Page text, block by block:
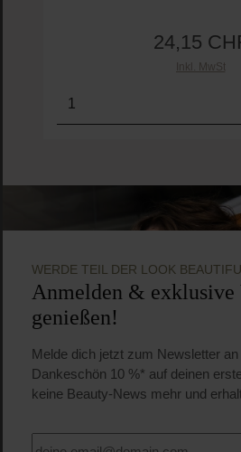
24,15
Inkl. MwSt
Produkt Anzahl: Gib
WERDE TEIL DER LOOK
Anmelden & exklusive
genießen!
Melde dich jetzt zum Newsletter an
Dankeschön 10 %* auf deinen
keine Beauty-News mehr und